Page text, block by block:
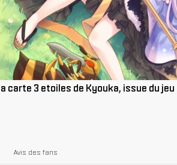
carte 3 etoiles de Kyouka, issue du jeu
Avis des fans